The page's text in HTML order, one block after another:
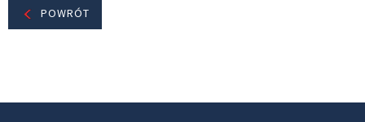
POWRÓT